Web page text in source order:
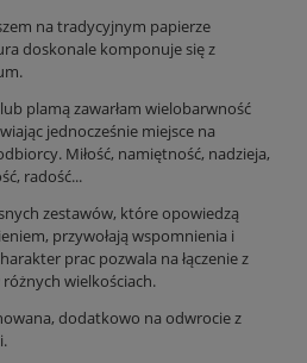
na tradycyjnym papierze
doskonale komponuje się z
plamą zawarłam wielobarwność
jednocześnie miejsce na
Miłość, namiętność, nadzieja,
radość...
zestawów, które opowiedzą
przywołają wspomnienia i
prac pozwala na łączenie z
wielkościach.
dodatkowo na odwrocie z